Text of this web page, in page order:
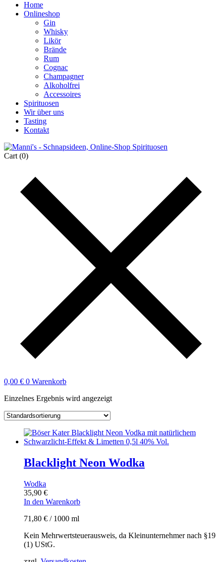
Home
Onlineshop
Gin
Whisky
Likör
Brände
Rum
Cognac
Champagner
Alkoholfrei
Accessoires
Spirituosen
Wir über uns
Tasting
Kontakt
Cart (0)
0,00 € 0 Warenkorb
Einzelnes Ergebnis wird angezeigt
Blacklight Neon Wodka
Wodka
35,90 €
In den Warenkorb
71,80 € / 1000 ml
Kein Mehrwertsteuerausweis, da Kleinunternehmer nach §19
(1) UStG.